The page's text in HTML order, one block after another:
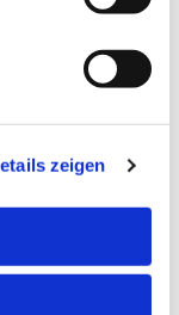
zeigen